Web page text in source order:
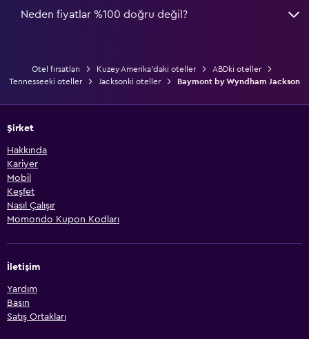
Neden fiyatlar %100 doğru değil?
Otel fırsatları Kuzey Amerika'daki oteller
ABDki oteller
Tennesseeki oteller
Jacksonki oteller Baymont by Wyndham Jackson
Şirket
Hakkında
Kariyer
Mobil
Keşfet
Nasıl Çalışır
Momondo Kupon Kodları
İletişim
Yardım
Basın
Satış Ortakları